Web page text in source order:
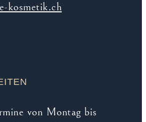
kosmetik.ch
von Montag bis